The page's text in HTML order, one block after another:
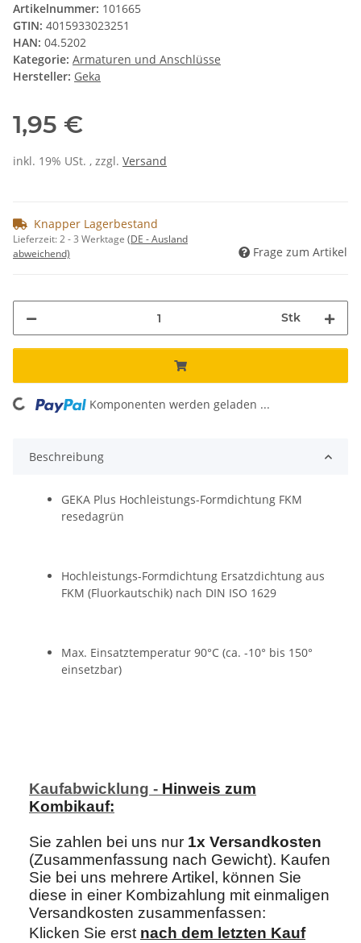
Artikelnummer: 101665
GTIN: 4015933023251
HAN: 04.5202
Kategorie: Armaturen und Anschlüsse
Hersteller: Geka
1,95 €
inkl. 19% USt. , zzgl. Versand
Knapper Lagerbestand
Lieferzeit:2 - 3 Werktage (DE - Ausland
abweichend)
Frage zum Artikel
Stk
Komponenten werden geladen ...
Beschreibung
GEKA Plus Hochleistungs-Formdichtung FKM
resedagrün
Hochleistungs-Formdichtung Ersatzdichtung aus
FKM (Fluorkautschik) nach DIN ISO 1629
Max. Einsatztemperatur 90°C (ca. -10° bis 150°
einsetzbar)
Kaufabwicklung - Hinweis zum
Kombikauf:
Sie zahlen bei uns nur 1x Versandkosten
(Zusammenfassung nach Gewicht). Kaufen
Sie bei uns mehrere Artikel, können Sie
diese in einer Kombizahlung mit einmaligen
Versandkosten zusammenfassen:
Klicken Sie erst nach dem letzten Kauf